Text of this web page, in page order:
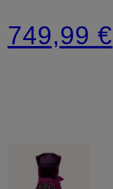
749,99 €